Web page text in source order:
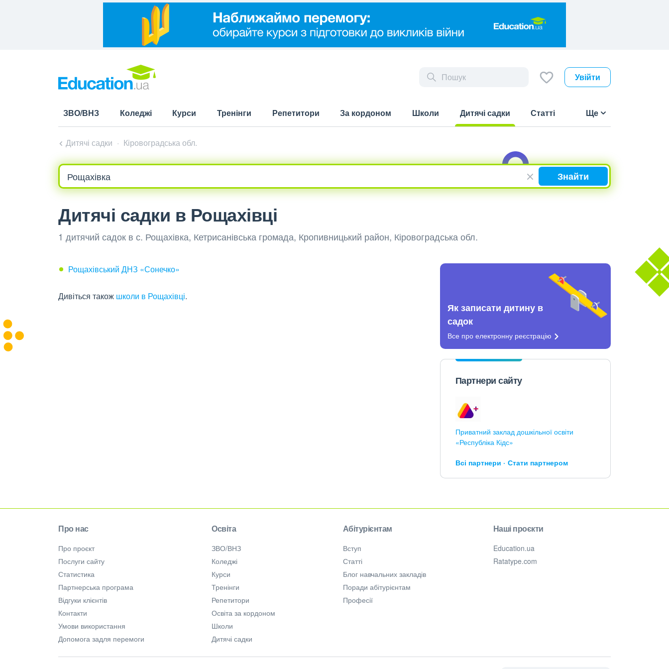
Увійти
ЗВО/ВНЗ Коледжі Курси Тренінги Репетитори За кордоном Школи
Дитячі садки
Статті Ще
Дитячі садки Кіровоградська обл.
Знайти
Дитячі садки в Рощахівці
1 дитячий садок в с. Рощахівка, Кетрисанівська громада, Кропивницький район, Кіровоградська обл.
Рощахівський ДНЗ «Сонечко»
Дивіться також школи в Рощахівці.
Як записати дитину в
садок
Все про електронну реєстрацію
Партнери сайту
Приватний заклад дошкільної освіти
«Республіка Кідс»
Всі партнери Стати партнером
Про нас
Про проєкт
Послуги сайту
Статистика
Партнерська програма
Відгуки клієнтів
Контакти
Умови використання
Допомога задля перемоги
Освіта
ЗВО/ВНЗ
Коледжі
Курси
Тренінги
Репетитори
Освіта за кордоном
Школи
Дитячі садки
Абітурієнтам
Вступ
Статті
Блог навчальних закладів
Поради абітурієнтам
Професії
Наші проєкти
Education.ua
Ratatype.com